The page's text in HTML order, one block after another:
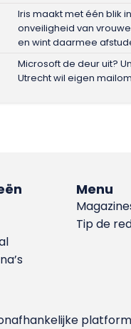
Iris maakt met één blik
onveiligheid van
en wint daarmee
Microsoft de deur uit?
Utrecht wil eigen
Menu
Tip de